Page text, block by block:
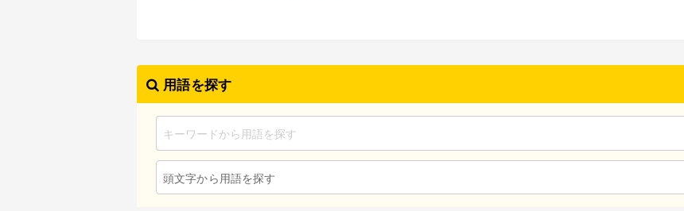
用語を探す
頭文字から用語を探す